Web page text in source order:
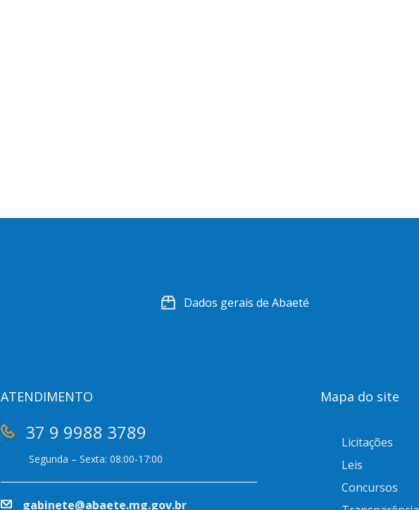
Dados gerais de Abaeté
ATENDIMENTO
37 9 9988 3789
Segunda – Sexta: 08:00-17:00
gabinete@abaete.mg.gov.br
Mapa do site
Licitações
Leis
Concursos